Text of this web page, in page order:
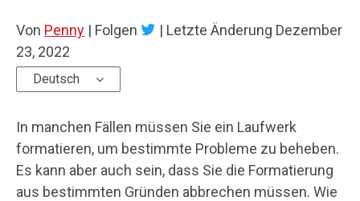
Von Penny | Folgen | Letzte Änderung Dezember
23, 2022
Deutsch
In manchen Fällen müssen Sie ein Laufwerk
formatieren, um bestimmte Probleme zu beheben.
Es kann aber auch sein, dass Sie die Formatierung
aus bestimmten Gründen abbrechen müssen. Wie